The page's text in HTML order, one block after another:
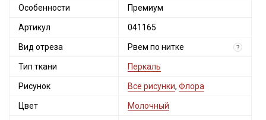
Особенности Премиум
Артикул 041165
Вид отреза Рвем по нитке ?
Тип ткани Перкаль
Рисунок Все рисунки, Флора
Цвет Молочный